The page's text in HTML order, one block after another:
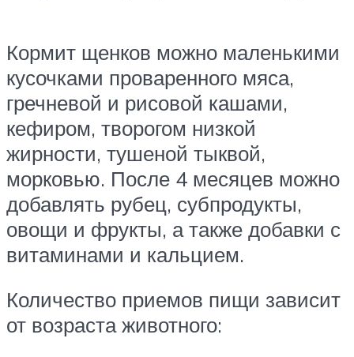
Кормит щенков можно маленькими
кусочками проваренного мяса,
гречневой и рисовой кашами,
кефиром, творогом низкой
жирности, тушеной тыквой,
морковью. После 4 месяцев можно
добавлять рубец, субпродукты,
овощи и фрукты, а также добавки с
витаминами и кальцием.
Количество приемов пищи зависит
от возраста животного: